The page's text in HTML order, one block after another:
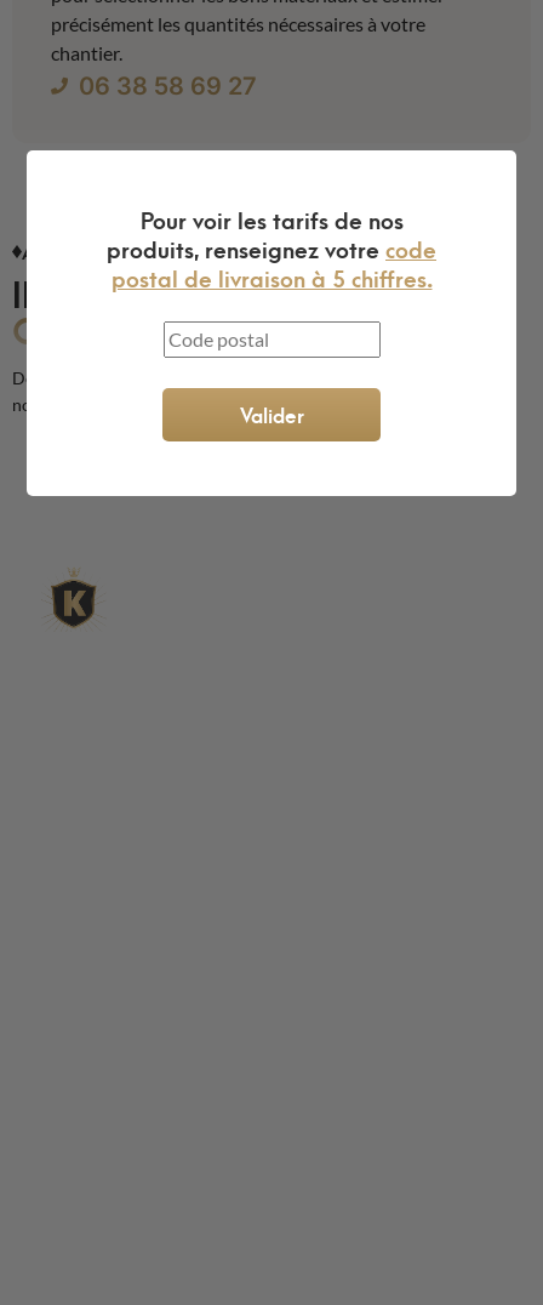
précisément les quantités nécessaires à votre
chantier.
06 38 58 69 27
AVIS CLIENTS
ILS NOUS FONT
CONFIANCE
Découvrez les avis de nos clients sur la qualité de nos produits et de
notre service
Pour voir les tarifs de nos
produits, renseignez votre code
postal de livraison à 5 chiffres.
Valider